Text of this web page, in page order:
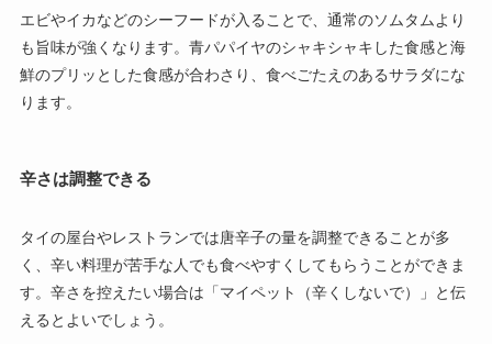
エビやイカなどのシーフードが入ることで、通常のソムタムより
も旨味が強くなります。青パパイヤのシャキシャキした食感と海
鮮のプリッとした食感が合わさり、食べごたえのあるサラダにな
ります。
辛さは調整できる
タイの屋台やレストランでは唐辛子の量を調整できることが多
く、辛い料理が苦手な人でも食べやすくしてもらうことができま
す。辛さを控えたい場合は「マイペット（辛くしないで）」と伝
えるとよいでしょう。